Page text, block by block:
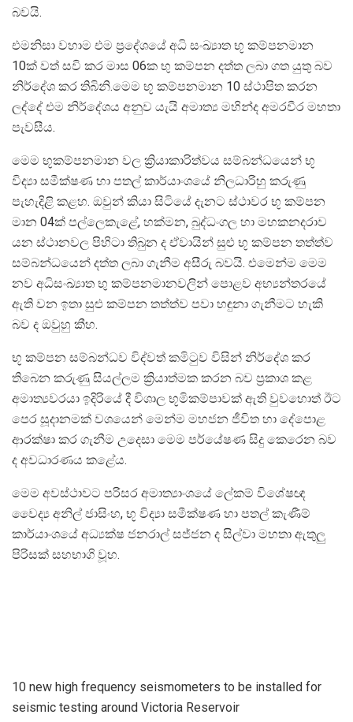
බවයි.
එමනිසා වහාම එම ප්‍රදේශයේ අධි සංඛ්‍යාත භූ කම්පනමාන
10ක් වත් සවි කර මාස 06ක භු කම්පන දත්ත ලබා ගත යුතු බව
නිර්දේශ කර තිබිනි.මෙම භූ කම්පනමාන 10 ස්ථාපිත කරන
ලද්දේ එම නිර්දේශය අනුව යැයි අමාත්‍ය මහින්ද අමරවීර මහතා
පැවසීය.
මෙම භූකම්පනමාන වල ක්‍රියාකාරිත්වය සම්බන්ධයෙන් භූ
විද්‍යා සමීක්ෂණ හා පතල් කාර්යාංශයේ නිලධාරිහු කරුණු
පැහැදිළි කළහ. ඔවුන් කියා සිටියේ දැනට ස්ථාවර භූ කම්පන
මාන 04ක් පල්ලෙකැළේ, හක්මන, බුද්ධංගල හා මහකනදරාව
යන ස්ථානවල පිහිටා තිබුන ද ඒවායින් සුළු භූ කම්පන තත්ත්ව
සම්බන්ධයෙන් දත්ත ලබා ගැනීම අසීරු බවයි. එමෙන්ම මෙම
නව අධිසංඛ්‍යාත භු කම්පනමානවලින් පොළව අභ්‍යන්තරයේ
ඇති වන ඉතා සුළු කම්පන තත්ත්ව පවා හඳුනා ගැනීමට හැකි
බව ද ඔවුහු කීහ.
භූ කම්පන සම්බන්ධව විද්වත් කමිටුව විසින් නිර්දේශ කර
තිබෙන කරුණු සියල්ලම ක්‍රියාත්මක කරන බව ප්‍රකාශ කළ
අමාත්‍යවරයා ඉදිරියේ දී විශාල භූමිකම්පාවක් ඇති වුවහොත් ඊට
පෙර සූදානමක් වශයෙන් මෙන්ම මහජන ජීවිත හා දේපොළ
ආරක්ෂා කර ගැනීම උදෙසා මෙම පර්යේෂණ සිදු කෙරෙන බව
ද අවධාරණය කළේය.
මෙම අවස්ථාවට පරිසර අමාත්‍යාංශයේ ලේකම් විශේෂඥ
වෛද්‍ය අනිල් ජාසිංහ, භූ විද්‍යා සමීක්ෂණ හා පතල් කැණීම්
කාර්යාංශයේ අධ්‍යක්ෂ ජනරාල් සජ්ජන ද සිල්වා මහතා ඇතුලු
පිරිසක් සහභාගි වූහ.
10 new high frequency seismometers to be installed for
seismic testing around Victoria Reservoir